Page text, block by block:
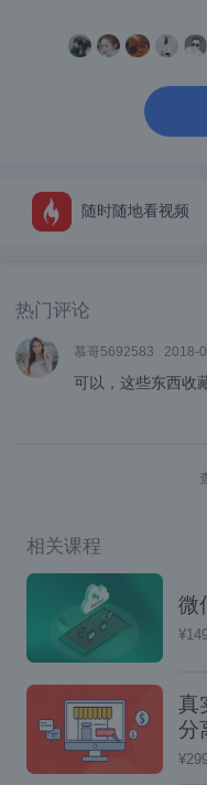
ss、js合成的一个
定的格式来写，也
ript、style里面写
那vue组件是怎么
白了（借助
随时随地看视频
热门评论
慕哥5692583 2018-
可以，这些东西收
相关课程
微
真
分